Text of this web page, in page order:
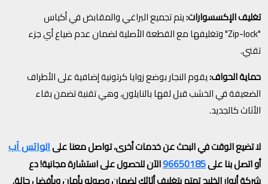
تغليف الإكسسوارات:يتم تجميع البراغي والمقابض في أكياس
"Zip-lock" وتغليفها مع القطعة الأصلية لضمان عدم ضياع أي جزء
تقني.
حماية الحواف:يقوم النجار بوضع زوايا كرتونية إضافية على الأطراف
الضعيفة في الخشب قبل لفها بالنايلون، وهي تقنية تضمن بقاء
الأثاث كالجديد.
لا تضيع الوقت في البحث عن خدمات أخرى، تواصل معنا علىالواتس آب
أو اتصل بنا على96650185الآن للحصول على استشارة مجانية! دع
شركة أنوار الخليج تهتم بتغليف أثاثك لضمان وصوله بأمان وبأفضل حالة.